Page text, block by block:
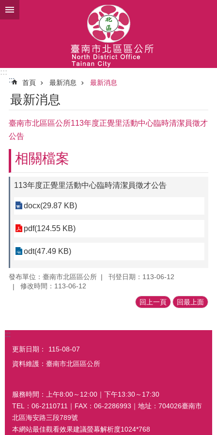
跳到主要內容區塊
:::
:::
首頁 最新消息 最新消息
最新消息
臺南市北區區公所113年度正覺里活動中心臨時清潔員徵才
公告
相關檔案
113年度正覺里活動中心臨時清潔員徵才公告
docx(29.87 KB)
pdf(124.55 KB)
odt(47.49 KB)
發布單位：臺南市北區區公所
刊登日期：113-06-12
修改時間：113-06-12
回上一頁 回最上面
:::
更新日期：
115-08-07
資料維護：臺南市北區區公所
服務時間：上午8:00～12:00｜下午13:30～17:30
TEL：06-2110711｜FAX：06-2286993｜地址：704026臺南市
北區海安路三段789號
本網站最佳觀看效果建議螢幕解析度1024*768